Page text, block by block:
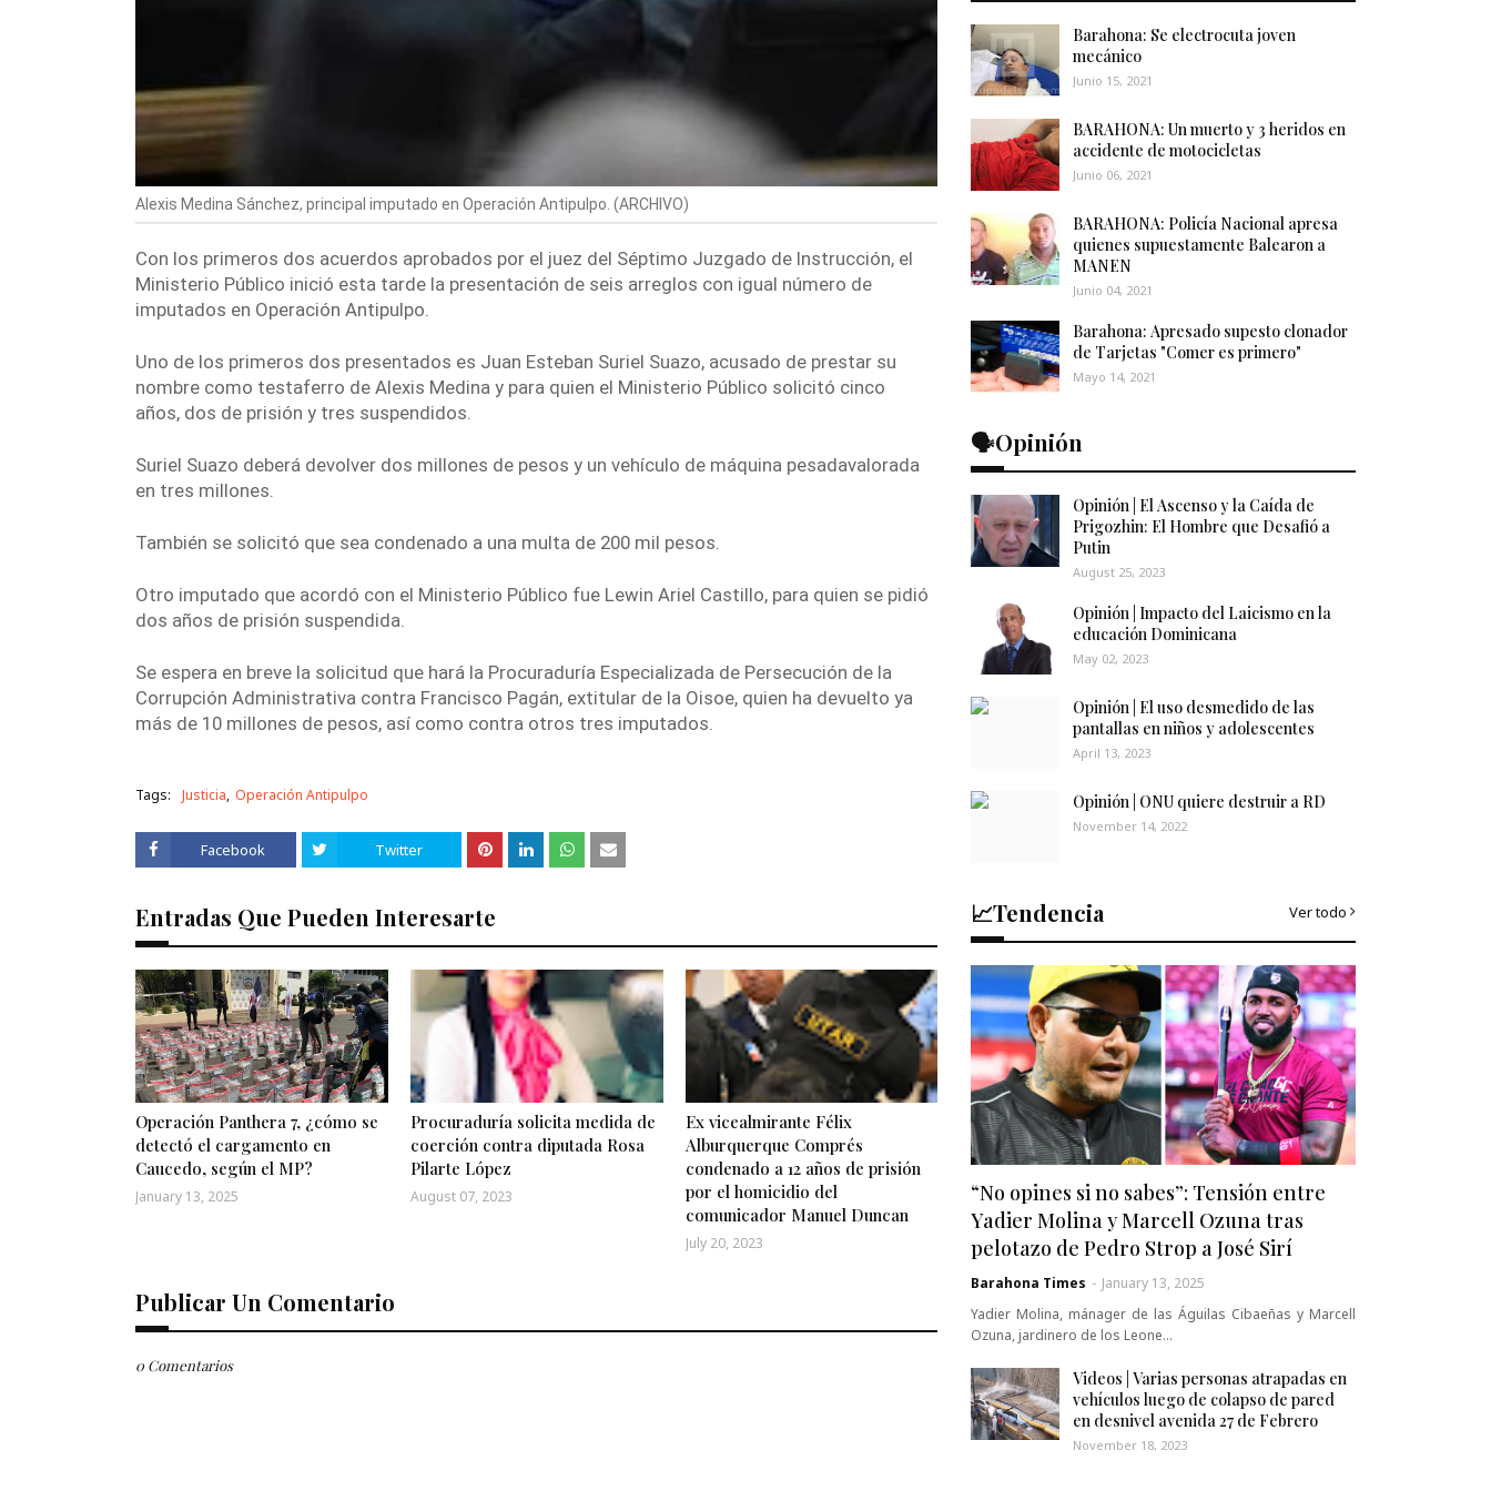
Alexis Medina Sánchez, principal imputado en Operación Antipulpo. (ARCHIVO)
Con los primeros dos acuerdos aprobados por el juez del Séptimo Juzgado de Instrucción, el
Ministerio Público inició esta tarde la presentación de seis arreglos con igual número de
imputados en Operación Antipulpo.
Uno de los primeros dos presentados es Juan Esteban Suriel Suazo, acusado de prestar su
nombre como testaferro de Alexis Medina y para quien el Ministerio Público solicitó cinco
años, dos de prisión y tres suspendidos.
Suriel Suazo deberá devolver dos millones de pesos y un vehículo de máquina pesadavalorada
en tres millones.
También se solicitó que sea condenado a una multa de 200 mil pesos.
Otro imputado que acordó con el Ministerio Público fue Lewin Ariel Castillo, para quien se pidió
dos años de prisión suspendida.
Se espera en breve la solicitud que hará la Procuraduría Especializada de Persecución de la
Corrupción Administrativa contra Francisco Pagán, extitular de la Oisoe, quien ha devuelto ya
más de 10 millones de pesos, así como contra otros tres imputados.
Tags: Justicia Operación Antipulpo
Facebook Twitter
Entradas Que Pueden Interesarte
Operación Panthera 7, ¿cómo se
detectó el cargamento en
Caucedo, según el MP?
January 13, 2025
Procuraduría solicita medida de
coerción contra diputada Rosa
Pilarte López
August 07, 2023
Ex vicealmirante Félix
Alburquerque Comprés
condenado a 12 años de prisión
por el homicidio del
comunicador Manuel Duncan
July 20, 2023
Publicar Un Comentario
0 Comentarios
Barahona: Se electrocuta joven
mecánico
Junio 15, 2021
BARAHONA: Un muerto y 3 heridos en
accidente de motocicletas
Junio 06, 2021
BARAHONA: Policía Nacional apresa
quienes supuestamente Balearon a
MANEN
Junio 04, 2021
Barahona: Apresado supesto clonador
de Tarjetas "Comer es primero"
Mayo 14, 2021
🗣️Opinión
Opinión | El Ascenso y la Caída de
Prigozhin: El Hombre que Desafió a
Putin
August 25, 2023
Opinión | Impacto del Laicismo en la
educación Dominicana
May 02, 2023
Opinión | El uso desmedido de las
pantallas en niños y adolescentes
April 13, 2023
Opinión | ONU quiere destruir a RD
November 14, 2022
📈Tendencia Ver todo
“No opines si no sabes”: Tensión entre
Yadier Molina y Marcell Ozuna tras
pelotazo de Pedro Strop a José Sirí
Barahona Times - January 13, 2025
Yadier Molina, mánager de las Águilas Cibaeñas y Marcell
Ozuna, jardinero de los Leone…
Videos | Varias personas atrapadas en
vehículos luego de colapso de pared
en desnivel avenida 27 de Febrero
November 18, 2023